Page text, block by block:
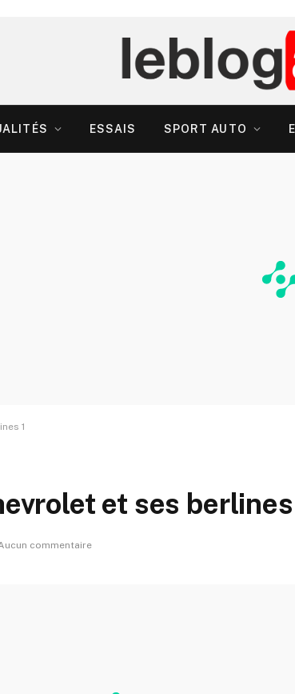
ESSAIS SPORT AUTO
1
et ses berlines
commentaire